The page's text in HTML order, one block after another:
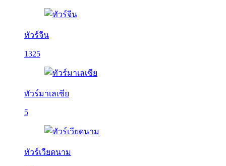
ทัวร์จีน
1325
ทัวร์มาเลเซีย
5
ทัวร์เวียดนาม